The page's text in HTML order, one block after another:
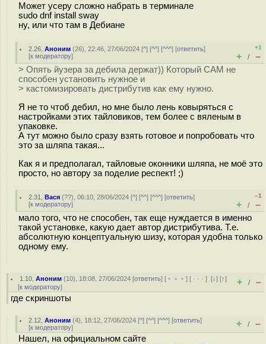
Может усеру сложно набрать в терминале
sudo dnf install sway
ну, или что там в Дебиане
2.26 ,Аноним (26), 22:46, 27/06/2024 [^] [^^] [^^^] [ответить]
[к модератору]
+1
+ / –
> Опять йузера за дебила держат)) Который САМ не
способен установить нужное и
> кастомизировать дистрибутив как ему нужно.
Я не то чтоб дебил, но мне было лень ковыряться с
настройками этих тайловиков, тем более с вяленым в
упаковке.
А тут можно было сразу взять готовое и попробовать что
это за шляпа такая...
Как я и предполагал, тайловые оконники шляпа, не моё это
просто, но автору за поделие респект! ;)
2.31 ,Вася (??), 06:10, 28/06/2024 [^] [^^] [^^^] [ответить]
[к модератору]
–1
+ / –
мало того, что не способен, так еще нуждается в именно
такой установке, какую дает автор дистрибутива. Т.е.
абсолютную концептуальную шизу, которая удобна только
одному ему.
1.10 ,Аноним (10), 18:08, 27/06/2024 [ответить] [ ﹢﹢﹢] [ · · ·][↓] [↑]
[к модератору] + / –
где скриншоты
2.12 ,Аноним (4), 18:12, 27/06/2024 [^] [^^] [^^^] [ответить]
[к модератору] + / –
Нашел, на официальном сайте